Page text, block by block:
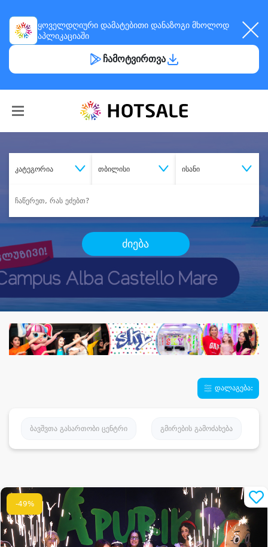
ყოველდღიური დამატებითი დანაზოგი მხოლოდ
აპლიკაციაში
ჩამოტვირთვა
კატეგორია თბილისი ისანი
ძიება
დალაგება:
ბავშვთა გასართობი ცენტრი გმირების გამოძახება
-49%